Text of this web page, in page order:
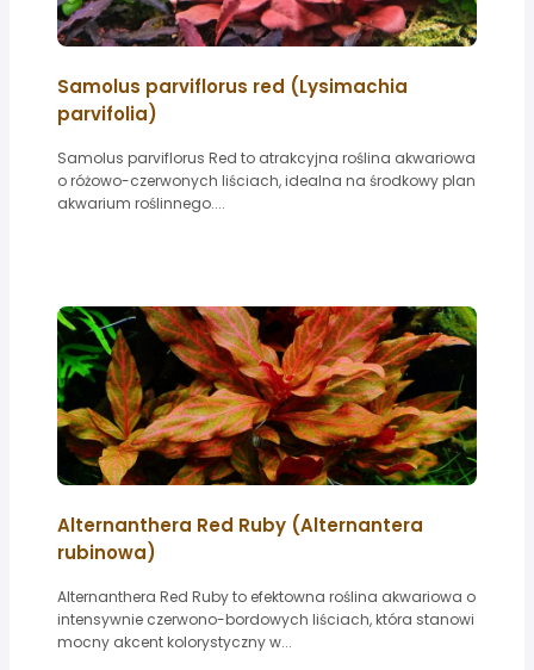
Samolus parviflorus red (Lysimachia
parvifolia)
Samolus parviflorus Red to atrakcyjna roślina akwariowa
o różowo-czerwonych liściach, idealna na środkowy plan
akwarium roślinnego....
Alternanthera Red Ruby (Alternantera
rubinowa)
Alternanthera Red Ruby to efektowna roślina akwariowa o
intensywnie czerwono-bordowych liściach, która stanowi
mocny akcent kolorystyczny w...